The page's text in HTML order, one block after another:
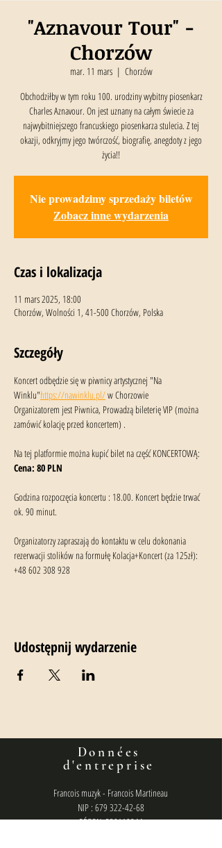
"Aznavour Tour" -
Chorzów
mar. 11 mars
  |
Chorzów
Obchodziłby w tym roku 100. urodziny wybitny piosenkarz
Charles Aznavour. On jest uznany na całym świecie za
najwybitniejszego francuskiego piosenkarza stulecia. Z tej
okazji, odkryjmy jego twórczość, biografię, anegdoty z jego
życia!!
Nie prowadzimy sprzedaży biletów
Zobacz inne wydarzenia
Czas i lokalizacja
11 mars 2025, 18:00
Chorzów, Wolności 1, 41-500 Chorzów, Polska
Szczegóły
Koncert odbędzie się w piwnicy artystycznej "Na
Winklu"https://nawinklu.pl/ w Chorzowie
Organizatorem jest Piwnica, Prowadzą bileterię VIP (można
zamówić kolację przed koncertem) .
Na tej platformie można kupić bilet na część KONCERTOWĄ:
Cena: 80 PLN
Godzina rozpoczęcia koncertu : 18.00. Koncert będzie trwać
ok. 90 minut.
Organizatorzy zapraszają do kontaktu w celu dokonania
rezerwacji stolików na formułę Kolacja+Koncert (za 125zł):
+48 602 308 928
Udostępnij wydarzenie
Données
d'entreprise
Francois muzyk - Francois Martineau
NIP : 679 322-42-68
RÉGON: 520110944